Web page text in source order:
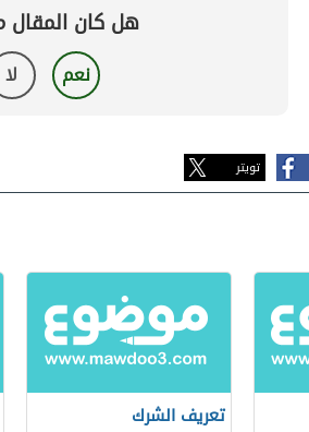
هل كان المقال
نعم لا
تويتر
تعريف الشرك